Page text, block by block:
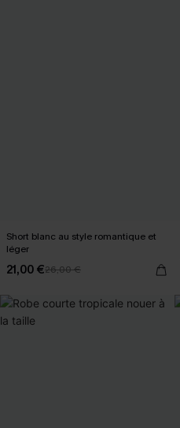
Short blanc au style romantique et
léger
21,00 €26,00 €